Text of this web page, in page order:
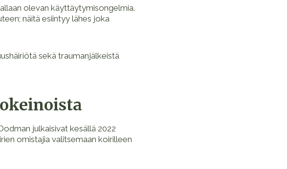
olevan käyttäytymisongelmia.
näitä esiintyy lähes joka
sekä traumanjälkeistä
julkaisivat kesällä 2022
omistajia valitsemaan koirilleen